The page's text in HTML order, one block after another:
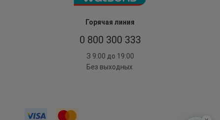
Горячая линия
0 800 300 333
З 9:00 до 19:00
Без выходных